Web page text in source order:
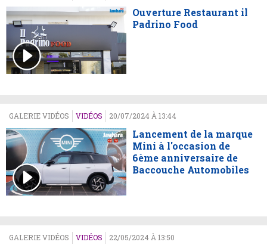
Ouverture Restaurant il
Padrino Food
GALERIE VIDÉOS VIDÉOS 20/07/2024 À 13:44
Lancement de la marque
Mini à l'occasion de
6ème anniversaire de
Baccouche Automobiles
GALERIE VIDÉOS VIDÉOS 22/05/2024 À 13:50